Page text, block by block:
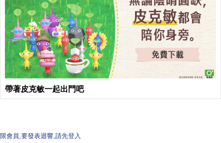
帶著皮克敏一起出門吧
限會員,要發表迴響,請先登入